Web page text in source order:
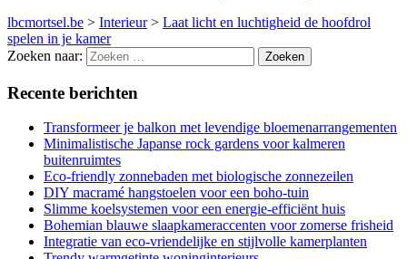
lbcmortsel.be > Interieur> Laat licht en luchtigheid de hoofdrol
spelen in je kamer
Zoeken naar:
Recente berichten
Transformeer je balkon met levendige bloemenarrangementen
Minimalistische Japanse rock gardens voor kalmeren
buitenruimtes
Eco-friendly zonnebaden met biologische zonnezeilen
DIY macramé hangstoelen voor een boho-tuin
Slimme koelsystemen voor een energie-efficiënt huis
Bohemian blauwe slaapkameraccenten voor zomerse frisheid
Integratie van eco-vriendelijke en stijlvolle kamerplanten